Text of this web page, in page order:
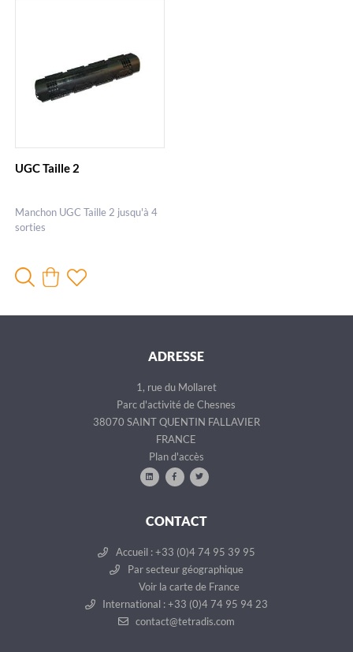
UGC Taille 2
Manchon UGC Taille 2 jusqu'à 4
sorties
ADRESSE
1, rue du Mollaret
Parc d'activité de Chesnes
38070 SAINT QUENTIN FALLAVIER
FRANCE
Plan d'accès
CONTACT
Accueil : +33 (0)4 74 95 39 95
Par secteur géographique
Voir la carte de France
International : +33 (0)4 74 95 94 23
contact@tetradis.com